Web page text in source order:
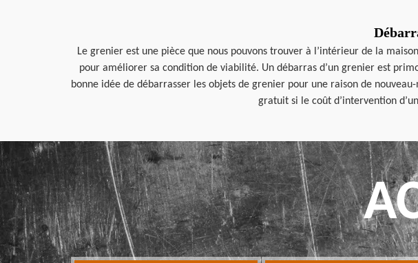
Le grenier est une pièce que nous pouvons trouver à l’intérieur de la
pour améliorer sa condition de viabilité. Un débarras d’un grenier est
bonne idée de débarrasser les objets de grenier pour une raison de
gratuit si le coût d’intervention